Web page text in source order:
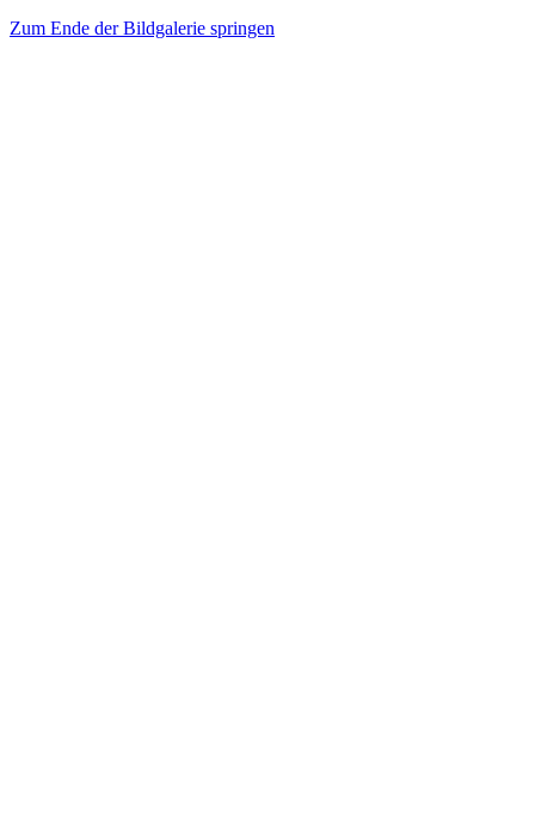
Zum Ende der Bildgalerie springen